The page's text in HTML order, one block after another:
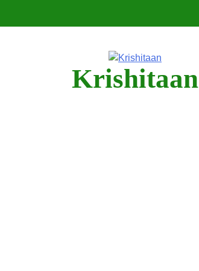
Krishitaan